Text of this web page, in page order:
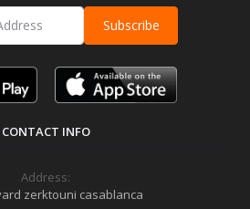
Subscribe
CONTACT INFO
Address:
zerktouni casablanca